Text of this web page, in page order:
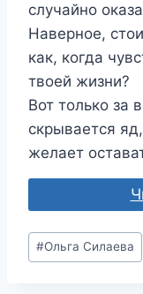
случайно
Наверное,
как, когда
твоей жизни?
Вот только за
скрывается
желает
Метки
записи:
#Ольга Силаева